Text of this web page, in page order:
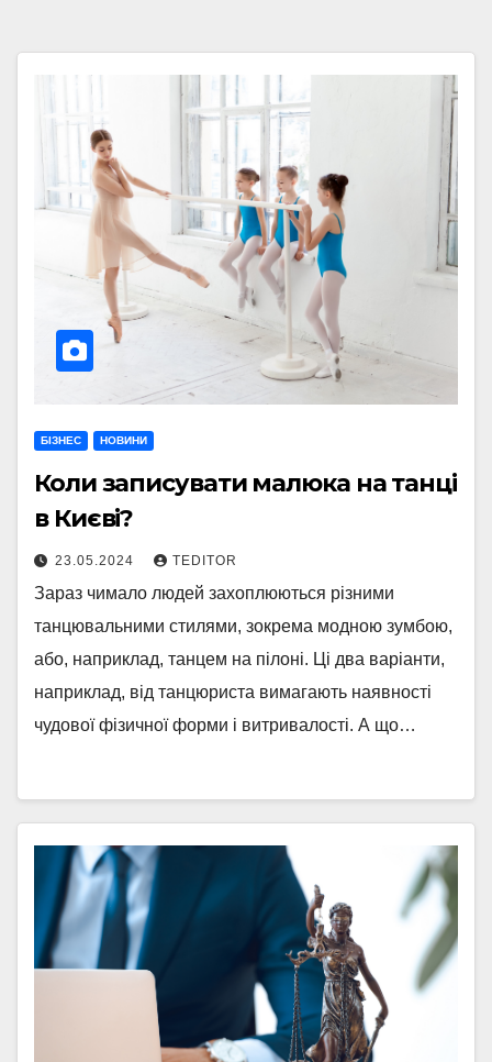
БІЗНЕС НОВИНИ
Коли записувати малюка на танці
в Києві?
23.05.2024 TEDITOR
Зараз чимало людей захоплюються різними
танцювальними стилями, зокрема модною зумбою,
або, наприклад, танцем на пілоні. Ці два варіанти,
наприклад, від танцюриста вимагають наявності
чудової фізичної форми і витривалості. А що…